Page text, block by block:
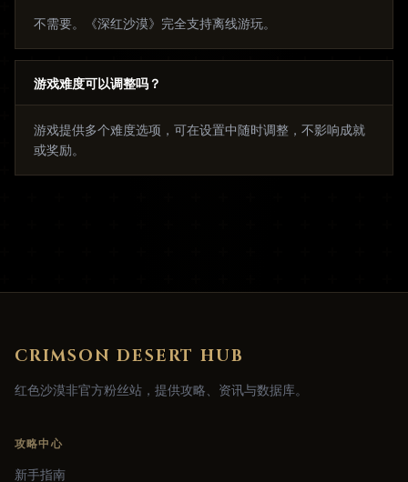
不需要。《深红沙漠》完全支持离线游玩。
游戏难度可以调整吗？
游戏提供多个难度选项，可在设置中随时调整，不影响成就
或奖励。
CRIMSON DESERT HUB
红色沙漠非官方粉丝站，提供攻略、资讯与数据库。
攻略中心
新手指南